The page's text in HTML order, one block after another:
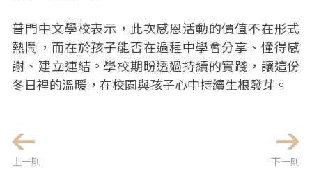
普門中文學校表示，此次感恩活動的價值不在形式
熱鬧，而在於孩子能否在過程中學會分享、懂得感
謝、建立連結。學校期盼透過持續的實踐，讓這份
冬日裡的溫暖，在校園與孩子心中持續生根發芽。
上一則 下一則